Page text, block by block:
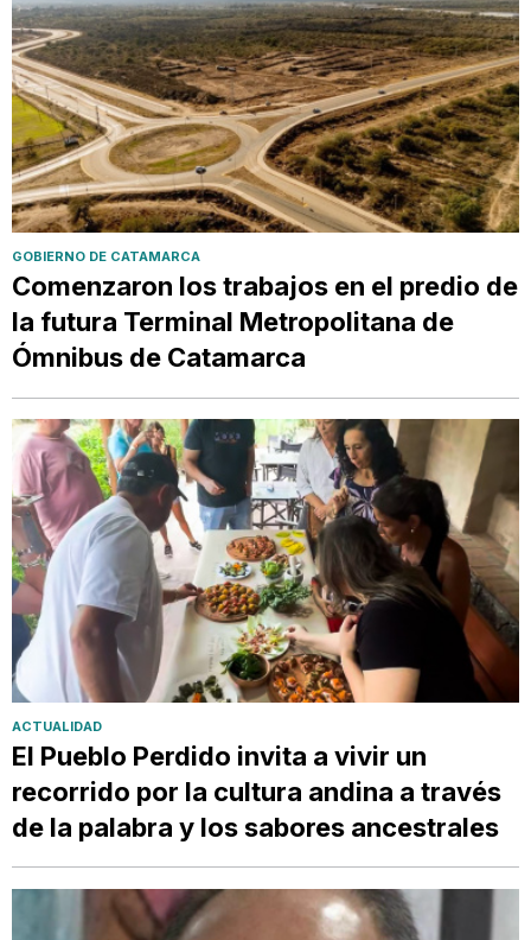
GOBIERNO DE CATAMARCA
Comenzaron los trabajos en el predio de
la futura Terminal Metropolitana de
Ómnibus de Catamarca
ACTUALIDAD
El Pueblo Perdido invita a vivir un
recorrido por la cultura andina a través
de la palabra y los sabores ancestrales